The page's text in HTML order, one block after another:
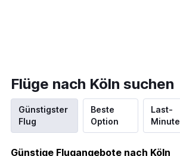
Flüge nach Köln suchen
Günstigster
Flug
Beste
Option
Last-
Minute
Günstige Flugangebote nach Köln